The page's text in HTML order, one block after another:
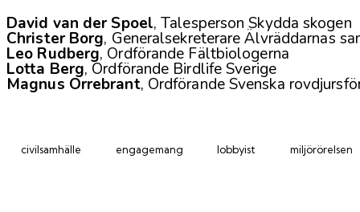
David van der Spoel, Talesperson Skydda skogen
Christer Borg, Generalsekreterare Älvräddarnas
Leo Rudberg, Ordförande Fältbiologerna
Lotta Berg, Ordförande Birdlife Sverige
Magnus Orrebrant, Ordförande Svenska
civilsamhälle engagemang lobbyist miljörörelsen